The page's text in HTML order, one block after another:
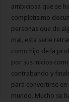
ambiciosa que se
completisimo
personas que de
mal, esta serie
como hijo de la
por sus inicios
contrabando y
para convertirse
mundo. Mucho se